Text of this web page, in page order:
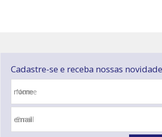
Cadastre-se e receba nossas
Nome
Email